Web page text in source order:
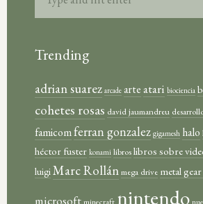
Trending
adrian suarez arcade arteatari biociencia
cohetes rosas david jaumandreu
famicomferran gonzalez gigamesh halo
héctor fuster konami libroslibros sobre
luigiMarc Rollánmega drive metal
microsoft nintendo